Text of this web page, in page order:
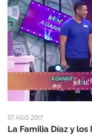
07 AGO 2017
La Familia Díaz y